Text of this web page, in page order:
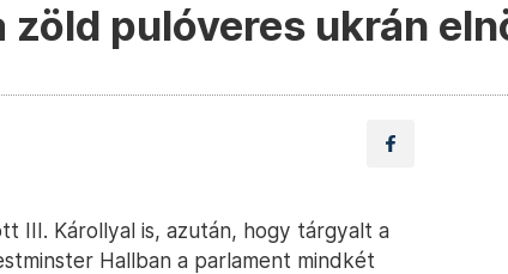
zöld pulóveres ukrán
III. Károllyal is, azután, hogy tárgyalt a
Hallban a parlament mindkét